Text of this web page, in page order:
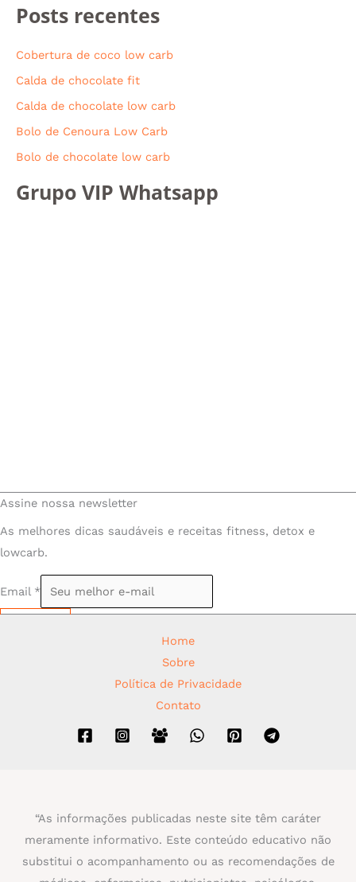
Posts recentes
Cobertura de coco low carb
Calda de chocolate fit
Calda de chocolate low carb
Bolo de Cenoura Low Carb
Bolo de chocolate low carb
Grupo VIP Whatsapp
Assine nossa newsletter
As melhores dicas saudáveis e receitas fitness, detox e
lowcarb.
Email *
Home
Sobre
Política de Privacidade
Contato
“As informações publicadas neste site têm caráter
meramente informativo. Este conteúdo educativo não
substitui o acompanhamento ou as recomendações de